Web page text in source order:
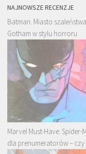
NAJNOWSZE RECENZJE
Batman. Miasto
Gotham w stylu horroru
Marvel Must-Have:
dla prenumeratorów – czy